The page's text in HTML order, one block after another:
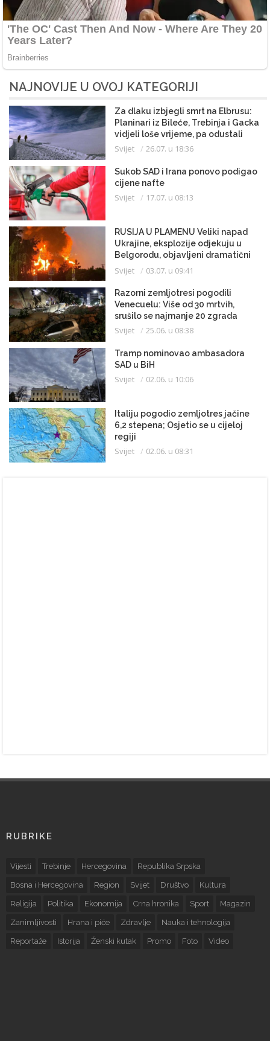
NAJNOVIJE U OVOJ KATEGORIJI
Za dlaku izbjegli smrt na Elbrusu:
Planinari iz Bileće, Trebinja i Gacka
vidjeli loše vrijeme, pa odustali
Svijet 26.07. u 18:36
Sukob SAD i Irana ponovo podigao
cijene nafte
Svijet 17.07. u 08:13
RUSIJA U PLAMENU Veliki napad
Ukrajine, eksplozije odjekuju u
Belgorodu, objavljeni dramatični
snimci
Svijet 03.07. u 09:41
Razorni zemljotresi pogodili
Venecuelu: Više od 30 mrtvih,
srušilo se najmanje 20 zgrada
Svijet 25.06. u 08:38
Tramp nominovao ambasadora
SAD u BiH
Svijet 02.06. u 10:06
Italiju pogodio zemljotres jačine
6,2 stepena; Osjetio se u cijeloj
regiji
Svijet 02.06. u 08:31
RUBRIKE
Vijesti Trebinje Hercegovina Republika Srpska
Bosna i Hercegovina Region Svijet Društvo Kultura
Religija Politika Ekonomija Crna hronika Sport Magazin
Zanimljivosti Hrana i piće Zdravlje Nauka i tehnologija
Reportaže Istorija Ženski kutak Promo Foto Video